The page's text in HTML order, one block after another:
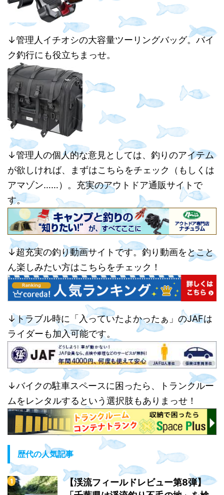
↓管理人イチオシの大容量ツーリングバッグ。バイ
ク釣行にも役立ちまっせ。
↓管理人の個人的な意見としては、釣りのアイテム
が欲しければ、まずはこちらをチェック（もしくは
アマゾン……）。充実のアウトドア通販サイトで
す。
↓超充実の釣り動画サイトです。釣り動画をとこと
ん楽しみたい方はこちらをチェック！
↓トラブル時に「入っていたよかったぁ」のJAFは
ライダーも加入可能です。
↓バイクの駐車スペースに困ったら、トランクルー
ムをレンタルするという選択肢もありまっせ！
歴代の人気記事
【渓流フィールドレビュー第8弾】